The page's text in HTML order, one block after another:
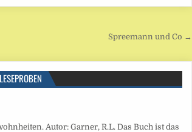
Spreemann und Co →
Autor: Garner, R.L. Das Buch ist das